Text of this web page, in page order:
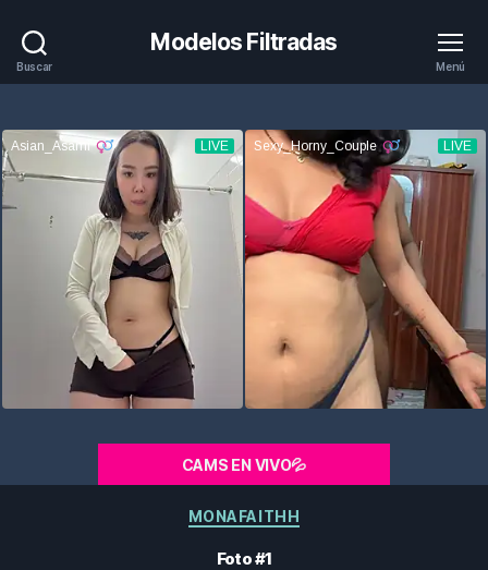
Buscar
Modelos Filtradas
Menú
CAMS EN VIVO💦
Categorías
MONAFAITHH
Foto #1